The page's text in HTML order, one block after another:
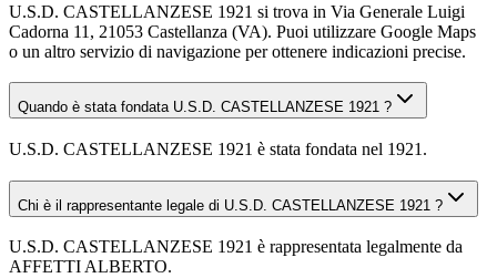
U.S.D. CASTELLANZESE 1921 si trova in Via Generale Luigi
Cadorna 11, 21053 Castellanza (VA). Puoi utilizzare Google Maps
o un altro servizio di navigazione per ottenere indicazioni precise.
Quando è stata fondata U.S.D. CASTELLANZESE 1921 ?
U.S.D. CASTELLANZESE 1921 è stata fondata nel 1921.
Chi è il rappresentante legale di U.S.D. CASTELLANZESE 1921 ?
U.S.D. CASTELLANZESE 1921 è rappresentata legalmente da
AFFETTI ALBERTO.